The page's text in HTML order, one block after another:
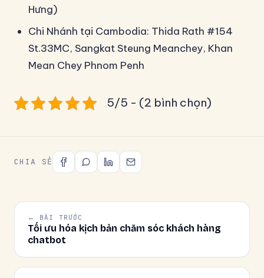
Hưng)
Chi Nhánh tại Cambodia: Thida Rath #154
St.33MC, Sangkat Steung Meanchey, Khan
Mean Chey Phnom Penh
5/5 - (2 bình chọn)
CHIA SẺ
← BÀI TRƯỚC
Tối ưu hóa kịch bản chăm sóc khách hàng
chatbot